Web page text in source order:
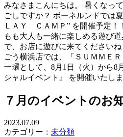
みなさまこんにちは。 暑くなっ
ごしですか？ ボーネルンドでは
ＬＡＹ ＣＡＭＰ” を開催予定！
もも大人も一緒に楽しめる遊び
で、お店に遊びに来てください
ごう横浜店では、「ＳＵＭＭ
一環として、8月1日（火）から8
シャルイベント』 を開催いたし
７月のイベントのお
2023.07.09
カテゴリー： 未分類